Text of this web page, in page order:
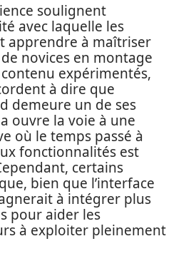
soulignent
avec laquelle les
apprendre à maîtriser
de novices en montage
expérimentés,
à dire que
demeure un de ses
ouvre la voie à une
où le temps passé à
fonctionnalités est
certains
bien que l’interface
à intégrer plus
pour aider les
à exploiter pleinement